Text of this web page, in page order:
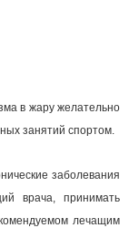
в жару желательно
занятий спортом.
заболевания
врача, принимать
лечащим